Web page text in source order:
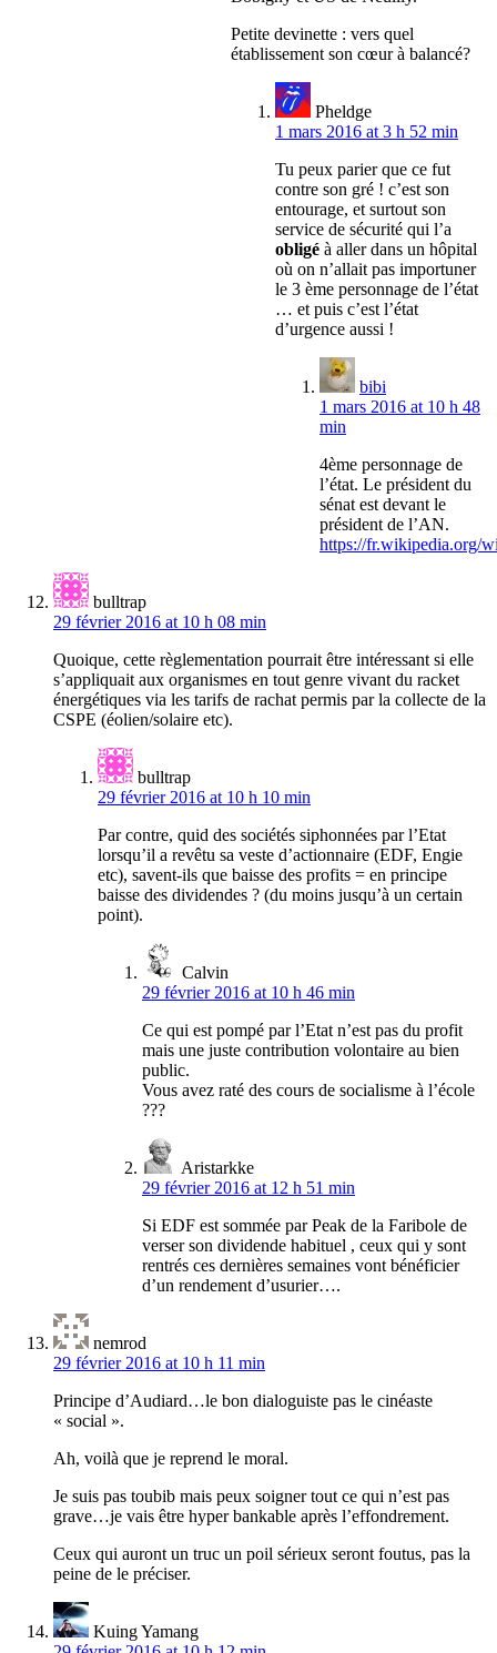
Petite devinette : vers quel
établissement son cœur à balancé?
Pheldge
1 mars 2016 at 3 h 52 min
Tu peux parier que ce fut
contre son gré ! c’est son
entourage, et surtout son
service de sécurité qui l’a
obligé à aller dans un hôpital
où on n’allait pas importuner
le 3 ème personnage de l’état
… et puis c’est l’état
d’urgence aussi !
bibi
1 mars 2016 at 10 h 48
min
4ème personnage de
l’état. Le président du
sénat est devant le
président de l’AN.
https://fr.wikipedia.org/
bulltrap
29 février 2016 at 10 h 08 min
Quoique, cette règlementation pourrait être intéressant si elle
s’appliquait aux organismes en tout genre vivant du racket
énergétiques via les tarifs de rachat permis par la collecte de la
CSPE (éolien/solaire etc).
bulltrap
29 février 2016 at 10 h 10 min
Par contre, quid des sociétés siphonnées par l’Etat
lorsqu’il a revêtu sa veste d’actionnaire (EDF, Engie
etc), savent-ils que baisse des profits = en principe
baisse des dividendes ? (du moins jusqu’à un certain
point).
Calvin
29 février 2016 at 10 h 46 min
Ce qui est pompé par l’Etat n’est pas du profit
mais une juste contribution volontaire au bien
public.
Vous avez raté des cours de socialisme à l’école
???
Aristarkke
29 février 2016 at 12 h 51 min
Si EDF est sommée par Peak de la Faribole de
verser son dividende habituel , ceux qui y sont
rentrés ces dernières semaines vont bénéficier
d’un rendement d’usurier….
nemrod
29 février 2016 at 10 h 11 min
Principe d’Audiard…le bon dialoguiste pas le cinéaste
« social ».
Ah, voilà que je reprend le moral.
Je suis pas toubib mais peux soigner tout ce qui n’est pas
grave…je vais être hyper bankable après l’effondrement.
Ceux qui auront un truc un poil sérieux seront foutus, pas la
peine de le préciser.
Kuing Yamang